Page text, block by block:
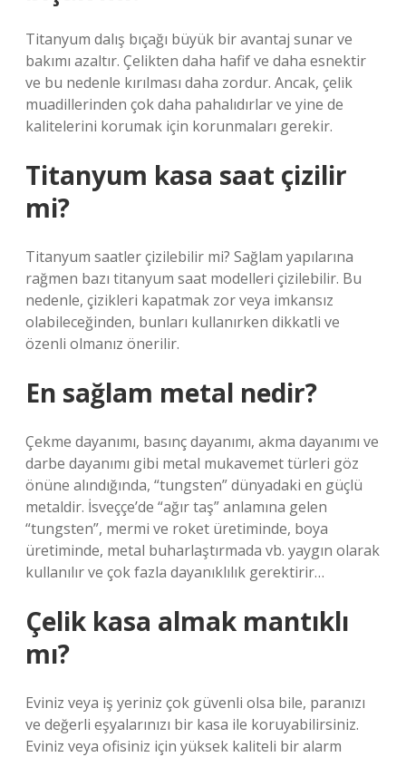
Titanyum dalış bıçağı büyük bir avantaj sunar ve
bakımı azaltır. Çelikten daha hafif ve daha esnektir
ve bu nedenle kırılması daha zordur. Ancak, çelik
muadillerinden çok daha pahalıdırlar ve yine de
kalitelerini korumak için korunmaları gerekir.
Titanyum kasa saat çizilir
mi?
Titanyum saatler çizilebilir mi? Sağlam yapılarına
rağmen bazı titanyum saat modelleri çizilebilir. Bu
nedenle, çizikleri kapatmak zor veya imkansız
olabileceğinden, bunları kullanırken dikkatli ve
özenli olmanız önerilir.
En sağlam metal nedir?
Çekme dayanımı, basınç dayanımı, akma dayanımı ve
darbe dayanımı gibi metal mukavemet türleri göz
önüne alındığında, “tungsten” dünyadaki en güçlü
metaldir. İsveççe’de “ağır taş” anlamına gelen
“tungsten”, mermi ve roket üretiminde, boya
üretiminde, metal buharlaştırmada vb. yaygın olarak
kullanılır ve çok fazla dayanıklılık gerektirir…
Çelik kasa almak mantıklı
mı?
Eviniz veya iş yeriniz çok güvenli olsa bile, paranızı
ve değerli eşyalarınızı bir kasa ile koruyabilirsiniz.
Eviniz veya ofisiniz için yüksek kaliteli bir alarm